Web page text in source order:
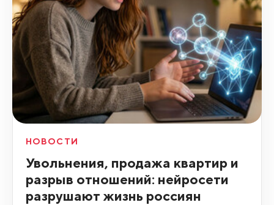
НОВОСТИ
Увольнения, продажа квартир и
разрыв отношений: нейросети
разрушают жизнь россиян